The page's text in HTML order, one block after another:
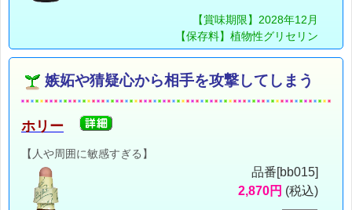
【賞味期限】2028年12月
【保存料】植物性グリセリン
嫉妬や猜疑心から相手を攻撃してしまう
ホリー
【人や周囲に敏感すぎる】
品番[bb015]
2,870円 (税込)